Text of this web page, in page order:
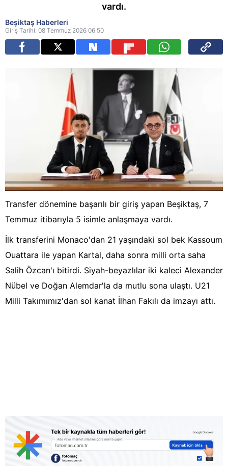
vardı.
Beşiktaş Haberleri
Giriş Tarihi: 08 Temmuz 2026 06:50
Transfer dönemine başarılı bir giriş yapan Beşiktaş, 7
Temmuz itibarıyla 5 isimle anlaşmaya vardı.
İlk transferini Monaco'dan 21 yaşındaki sol bek Kassoum
Ouattara ile yapan Kartal, daha sonra milli orta saha
Salih Özcan'ı bitirdi. Siyah-beyazlılar iki kaleci Alexander
Nübel ve Doğan Alemdar'la da mutlu sona ulaştı. U21
Milli Takımımız'dan sol kanat İlhan Fakılı da imzayı attı.